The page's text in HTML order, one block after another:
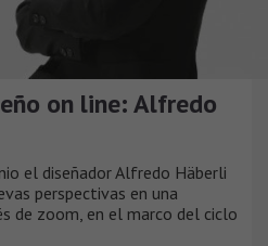
on line: Alfredo
el diseñador Alfredo Häberli
perspectivas en una
de zoom, en el marco del ciclo